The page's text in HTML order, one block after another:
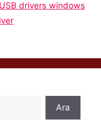
drivers windows
Ara